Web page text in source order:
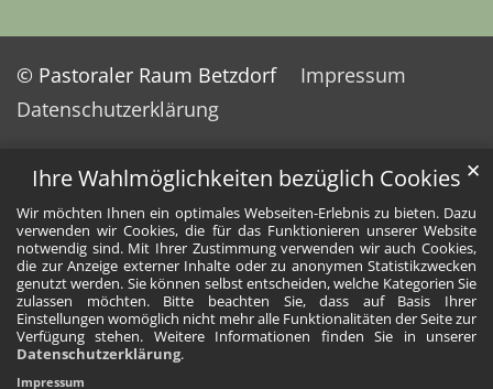
Ihre Wahlmöglichkeiten bezüglich Cookies
Wir möchten Ihnen ein optimales Webseiten-Erlebnis zu bieten. Dazu
verwenden wir Cookies, die für das Funktionieren unserer Website
notwendig sind. Mit Ihrer Zustimmung verwenden wir auch Cookies,
die zur Anzeige externer Inhalte oder zu anonymen Statistikzwecken
genutzt werden. Sie können selbst entscheiden, welche Kategorien Sie
zulassen möchten. Bitte beachten Sie, dass auf Basis Ihrer
Einstellungen womöglich nicht mehr alle Funktionalitäten der Seite zur
Verfügung stehen. Weitere Informationen finden Sie in unserer
Datenschutzerklärung.
✕
Impressum
© Pastoraler Raum Betzdorf
Impressum
Datenschutzerklärung